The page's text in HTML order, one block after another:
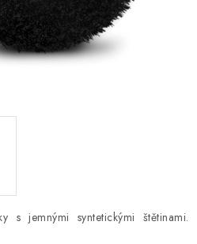
s jemnými syntetickými štětinami.